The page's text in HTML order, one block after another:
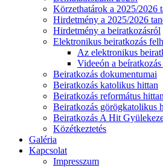
Körzethatárok a 2025/2026
Hirdetmény a 2025/2026
Hirdetmény a beiratkozásról
Elektronikus beiratkozás
Az elektronikus
Videeón a beíratkozás
Beiratkozás dokumentumai
Beiratkozás katolikus hittan
Beiratkozás református hittan
Beiratkozás görögkatolikus
Beiratkozás A Hit
Közétkeztetés
Galéria
Kapcsolat
Impresszum